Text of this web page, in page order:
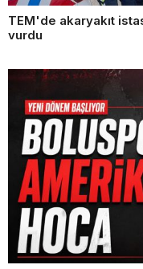
TEM'de akaryakıt
vurdu